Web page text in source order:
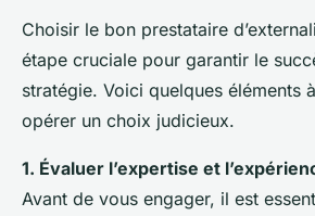
Choisir le bon prestataire
étape cruciale pour garantir le
stratégie. Voici quelques éléments
opérer un choix judicieux.
1. Évaluer l’expertise et
Avant de vous engager, il est